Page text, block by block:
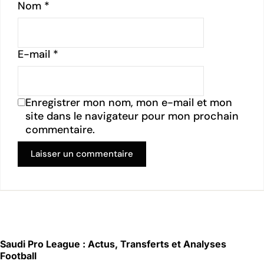
Nom *
E-mail *
Enregistrer mon nom, mon e-mail et mon
site dans le navigateur pour mon prochain
commentaire.
Saudi Pro League : Actus, Transferts et Analyses
Football